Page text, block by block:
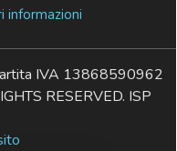
informazioni
IVA 13868590962
RESERVED. ISP